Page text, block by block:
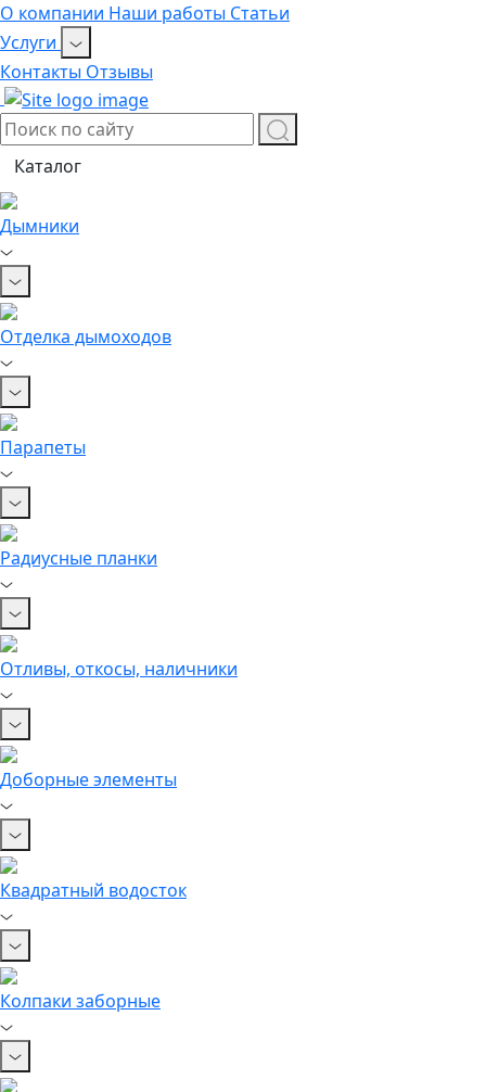
О компании Наши работы Статьи
Услуги
Контакты Отзывы
Каталог
Дымники
Отделка дымоходов
Парапеты
Радиусные планки
Отливы, откосы, наличники
Доборные элементы
Квадратный водосток
Колпаки заборные